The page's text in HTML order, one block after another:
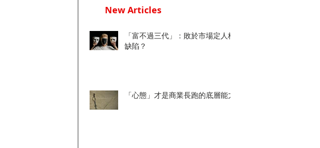
New Articles
「富不過三代」：敗於市場定人格
缺陷？
「心態」才是商業長跑的底層能力